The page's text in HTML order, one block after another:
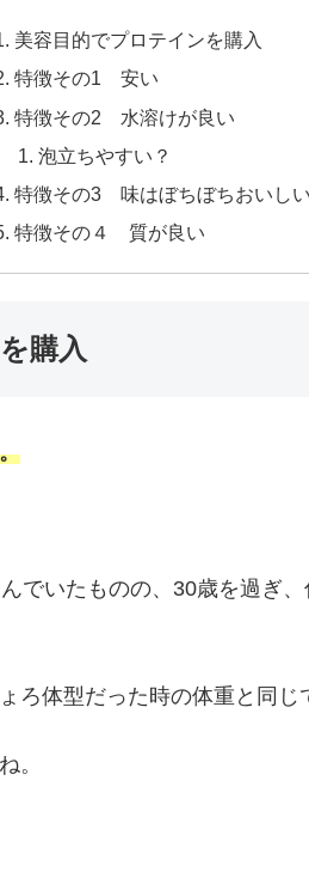
美容目的でプロテインを購入
特徴その1 安い
特徴その2 水溶けが良い
泡立ちやすい？
特徴その3 味はぼちぼちおいしい
特徴その４ 質が良い
購入
でいたものの、30歳を過ぎ
ろ体型だった時の体重と同じ
。